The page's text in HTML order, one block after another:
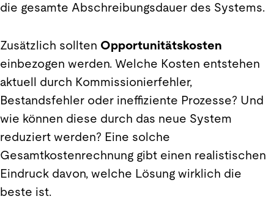
die gesamte Abschreibungsdauer des Systems.
Zusätzlich sollten Opportunitätskosten
einbezogen werden. Welche Kosten entstehen
aktuell durch Kommissionierfehler,
Bestandsfehler oder ineffiziente Prozesse? Und
wie können diese durch das neue System
reduziert werden? Eine solche
Gesamtkostenrechnung gibt einen realistischen
Eindruck davon, welche Lösung wirklich die
beste ist.